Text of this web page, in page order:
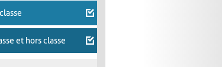
et hors classe